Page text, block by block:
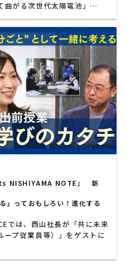
曲がる次世代太陽電池」…
NISHIYAMA NOTE』 新
」っておもしろい！進化する
では、西山社長が「共に未来
ープ従業員等）」をゲストに